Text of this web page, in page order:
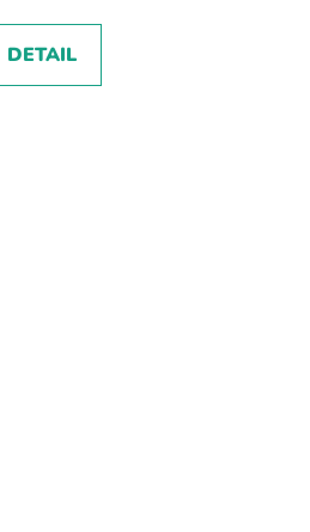
DETAIL